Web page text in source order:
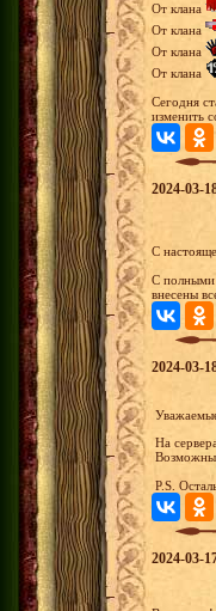
От клана
От клана
От клана
От клана
Сегодня
изменить
2024-03-
С
С полными
внесены
2024-03-
На
Возможны
P.S.
2024-03-